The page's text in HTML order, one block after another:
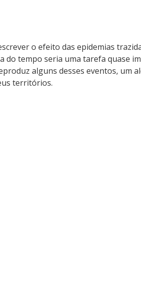
o efeito das epidemias
tempo seria uma tarefa quase
alguns desses eventos, um
territórios.